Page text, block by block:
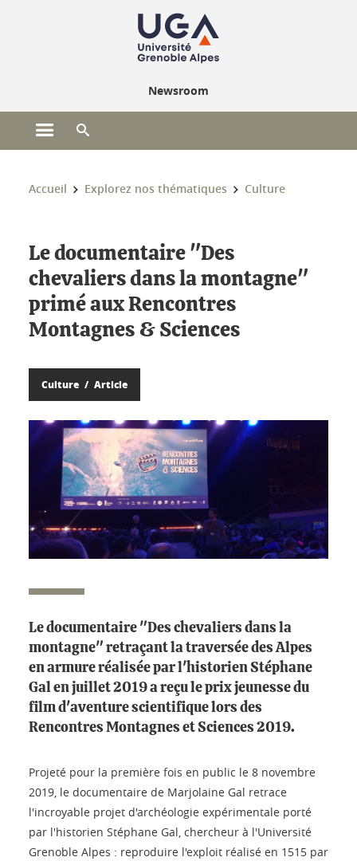
Newsroom
Ouvrir le menu principal
Vous êtes ici :
Accueil Explorez nos thématiques Culture
Le documentaire "Des
chevaliers dans la montagne"
primé aux Rencontres
Montagnes & Sciences
Culture Article
Le documentaire "Des chevaliers dans la
montagne" retraçant la traversée des Alpes
en armure réalisée par l'historien Stéphane
Gal en juillet 2019 a reçu le prix jeunesse du
film d'aventure scientifique lors des
Rencontres Montagnes et Sciences 2019.
Projeté pour la première fois en public le 8 novembre
2019, le documentaire de Marjolaine Gal retrace
l'incroyable projet d'archéologie expérimentale porté
par l'historien Stéphane Gal, chercheur à l'Université
Grenoble Alpes : reproduire l'exploit réalisé en 1515 par